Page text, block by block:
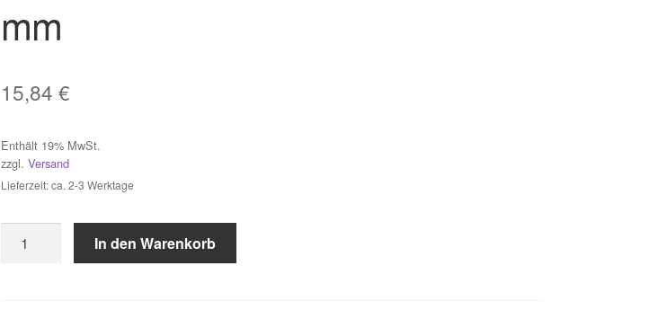
mm
15,84 €
Enthält 19% MwSt.
zzgl. Versand
Lieferzeit: ca. 2-3 Werktage
Stück
In den Warenkorb